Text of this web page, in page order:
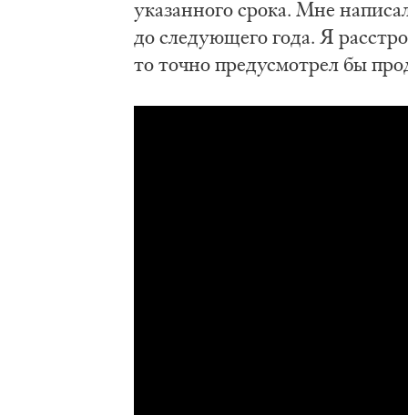
указанного срока. Мне
до следующего года. Я
то точно предусмотрел бы